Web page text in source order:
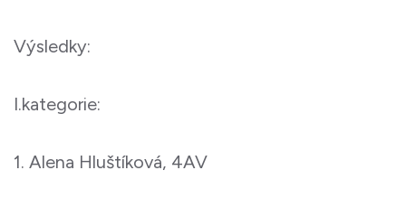
Výsledky:
I.kategorie:
1. Alena Hluštíková, 4AV